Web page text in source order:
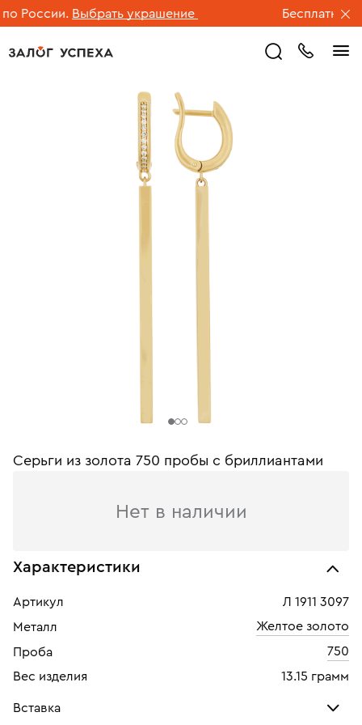
России. Выбрать украшение Бесплатная
Серьги из золота 750 пробы с бриллиантами
Нет в наличии
Характеристики
Артикул
Л 1911 3097
Металл
Желтое золото
Проба
750
Вес изделия
13.15 грамм
Вставка